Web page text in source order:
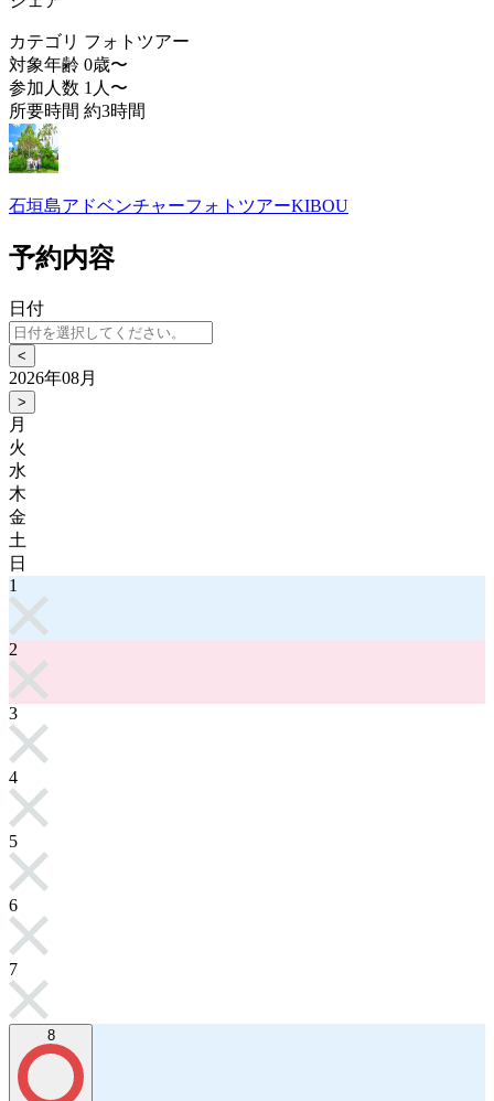
カテゴリ フォトツアー
対象年齢 0歳〜
参加人数 1人〜
所要時間 約3時間
石垣島アドベンチャーフォトツアーKIBOU
予約内容
日付
<
2026年08月
>
月
火
水
木
金
土
日
1
2
3
4
5
6
7
8